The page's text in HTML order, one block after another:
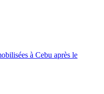
à Cebu après le